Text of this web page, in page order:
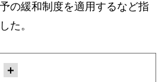
の緩和制度を適用するなど指
た。